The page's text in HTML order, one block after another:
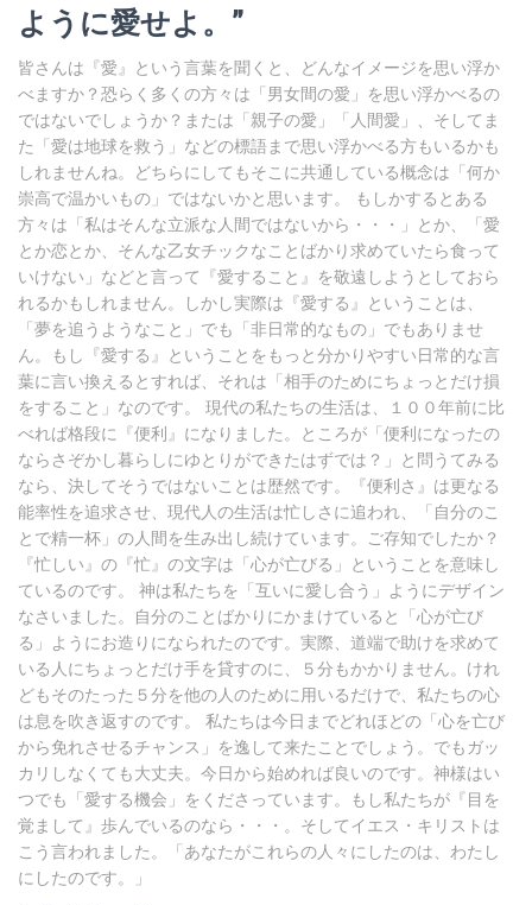
ように愛せよ。”
皆さんは『愛』という言葉を聞くと、どんなイメージを思い浮か
べますか？恐らく多くの方々は「男女間の愛」を思い浮かべるの
ではないでしょうか？または「親子の愛」「人間愛」、そしてま
た「愛は地球を救う」などの標語まで思い浮かべる方もいるかも
しれませんね。どちらにしてもそこに共通している概念は「何か
崇高で温かいもの」ではないかと思います。 もしかするとある
方々は「私はそんな立派な人間ではないから・・・」とか、「愛
とか恋とか、そんな乙女チックなことばかり求めていたら食って
いけない」などと言って『愛すること』を敬遠しようとしておら
れるかもしれません。しかし実際は『愛する』ということは、
「夢を追うようなこと」でも「非日常的なもの」でもありませ
ん。もし『愛する』ということをもっと分かりやすい日常的な言
葉に言い換えるとすれば、それは「相手のためにちょっとだけ損
をすること」なのです。 現代の私たちの生活は、１００年前に比
べれば格段に『便利』になりました。ところが「便利になったの
ならさぞかし暮らしにゆとりができたはずでは？」と問うてみる
なら、決してそうではないことは歴然です。『便利さ』は更なる
能率性を追求させ、現代人の生活は忙しさに追われ、「自分のこ
とで精一杯」の人間を生み出し続けています。ご存知でしたか？
『忙しい』の『忙』の文字は「心が亡びる」ということを意味し
ているのです。 神は私たちを「互いに愛し合う」ようにデザイン
なさいました。自分のことばかりにかまけていると「心が亡び
る」ようにお造りになられたのです。実際、道端で助けを求めて
いる人にちょっとだけ手を貸すのに、５分もかかりません。けれ
どもそのたった５分を他の人のために用いるだけで、私たちの心
は息を吹き返すのです。 私たちは今日までどれほどの「心を亡び
から免れさせるチャンス」を逸して来たことでしょう。でもガッ
カリしなくても大丈夫。今日から始めれば良いのです。神様はい
つでも「愛する機会」をくださっています。もし私たちが『目を
覚まして』歩んでいるのなら・・・。そしてイエス・キリストは
こう言われました。「あなたがこれらの人々にしたのは、わたし
にしたのです。」